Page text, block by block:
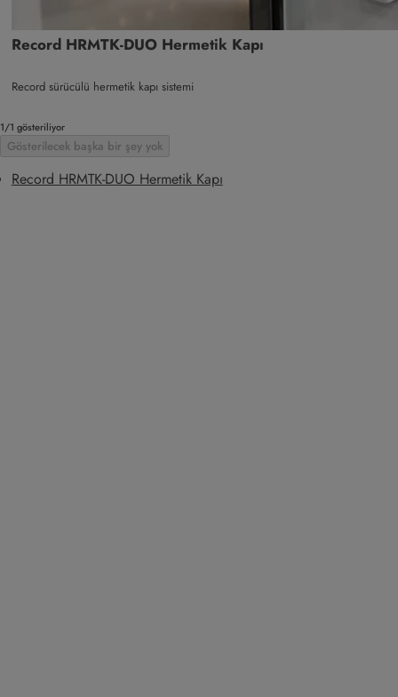
Record HRMTK-DUO Hermetik Kapı
Record sürücülü hermetik kapı sistemi
1/1 gösteriliyor
Gösterilecek başka bir şey yok
Record HRMTK-DUO Hermetik Kapı